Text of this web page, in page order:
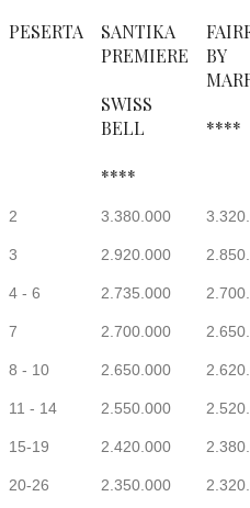
PESERTA
SANTIKA
PREMIERE
SWISS
BELL
****
BY
****
2 3.380.000
3 2.920.000
4 - 6 2.735.000
7 2.700.000
8 - 10 2.650.000
11 - 14 2.550.000
15-19 2.420.000
20-26 2.350.000